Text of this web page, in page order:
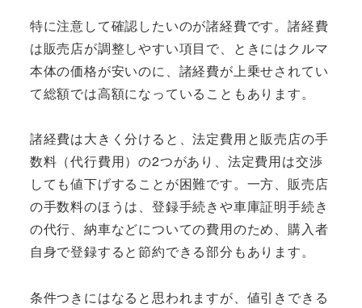
特に注意して確認したいのが諸経費です。諸経費
は販売店が調整しやすい項目で、ときにはクルマ
本体の価格が安いのに、諸経費が上乗せされてい
て総額では高額になっていることもあります。
諸経費は大きく分けると、法定費用と販売店の手
数料（代行費用）の2つがあり、法定費用は交渉
しても値下げすることが困難です。一方、販売店
の手数料のほうは、登録手続きや車庫証明手続き
の代行、納車などについての費用のため、購入者
自身で登録すると節約できる部分もあります。
条件つきにはなると思われますが、値引きできる